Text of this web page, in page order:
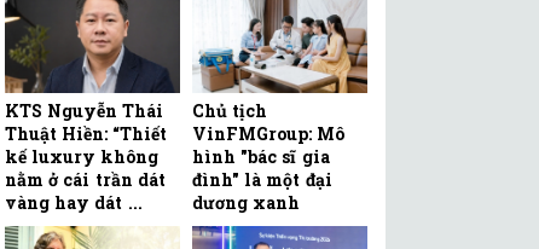
KTS Nguyễn Thái
Thuật Hiền: “Thiết
kế luxury không
nằm ở cái trần dát
vàng hay dát ...
Chủ tịch
VinFMGroup: Mô
hình "bác sĩ gia
đình" là một đại
dương xanh